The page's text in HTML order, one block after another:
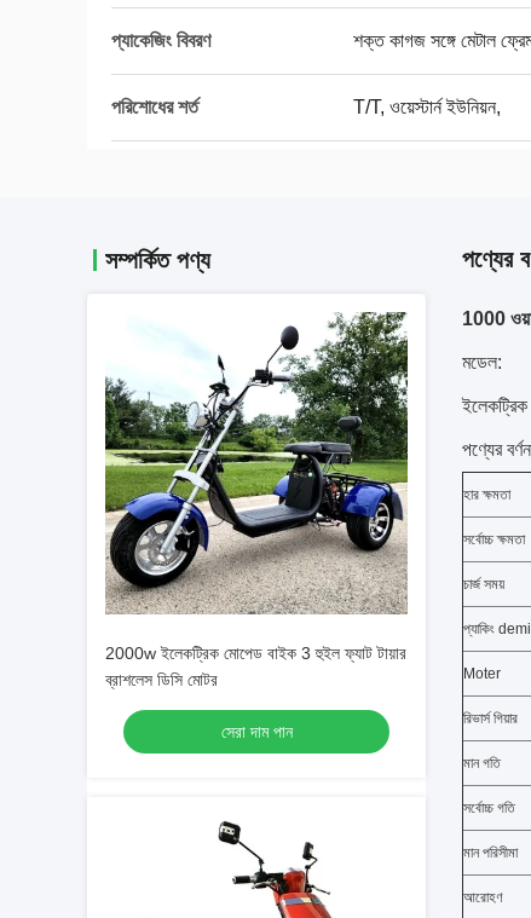
প্যাকেজিং বিবরণ শক্ত কাগজ সঙ্গে মেটাল
পরিশোধের শর্ত T/T, ওয়েস্টার্ন ইউনিয়ন,
সম্পর্কিত পণ্য
2000w ইলেকট্রিক মোপেড বাইক 3 হুইল ফ্যাট টায়ার
ব্রাশলেস ডিসি মোটর
সেরা দাম পান
পণ্যের
1000
মডেল:
পণ্যের
হার ক্ষমতা
সর্বোচ্চ ক্ষমতা
চার্জ সময়
প্যাকিং
Moter
রিভার্স গিয়ার
মান গতি
সর্বোচ্চ গতি
মান পরিসীমা
আরোহণ